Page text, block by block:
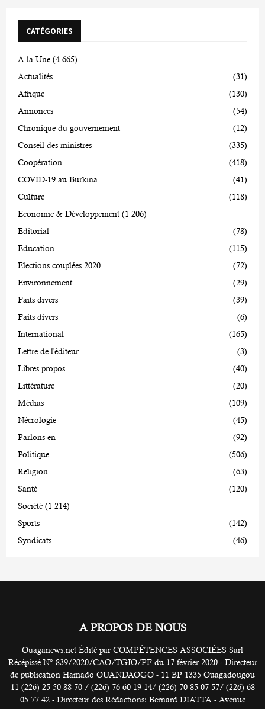
CATÉGORIES
A la Une (4 665)
Actualités
(31)
Afrique
(130)
Annonces
(54)
Chronique du gouvernement
(12)
Conseil des ministres
(335)
Coopération
(418)
COVID-19 au Burkina
(41)
Culture
(118)
Economie & Développement (1 206)
Editorial
(78)
Education
(115)
Elections couplées 2020
(72)
Environnement
(29)
Faits divers
(39)
Faits divers
(6)
International
(165)
Lettre de l'éditeur
(3)
Libres propos
(40)
Littérature
(20)
Médias
(109)
Nécrologie
(45)
Parlons-en
(92)
Politique
(506)
Religion
(63)
Santé
(120)
Société (1 214)
Sports
(142)
Syndicats
(46)
A PROPOS DE NOUS
Ouaganews.net Édité par COMPÉTENCES ASSOCIÉES Sarl
Récépissé N° 839/2020/CAO/TGIO/PF du 17 février 2020 - Directeur
de publication Hamado OUANDAOGO - 11 BP 1335 Ouagadougou
11 (226) 25 50 88 70 / (226) 76 60 19 14/ (226) 70 85 07 57/ (226) 68
05 77 42 - Directeur des Rédactions: Bernard DIATTA - Avenue